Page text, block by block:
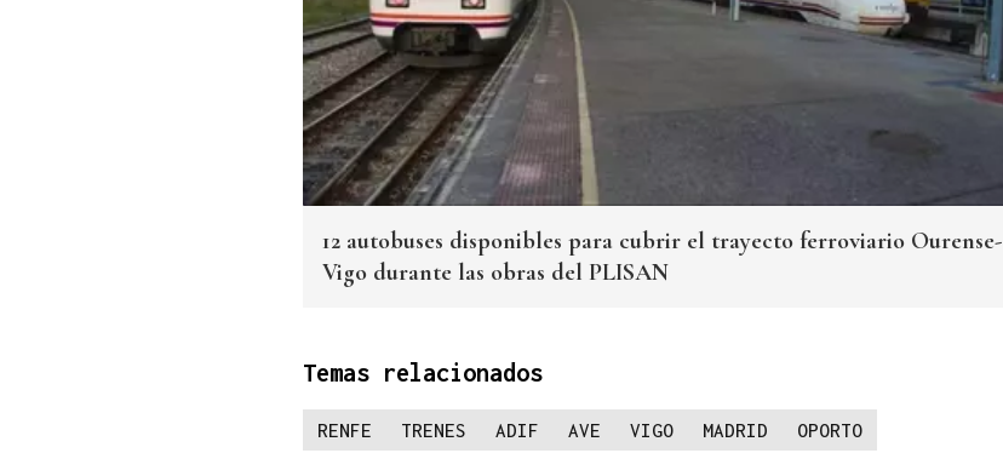
12 autobuses disponibles para cubrir el trayecto ferroviario Ourense-
Vigo durante las obras del PLISAN
Temas relacionados
RENFE TRENES ADIF AVE VIGO MADRID OPORTO